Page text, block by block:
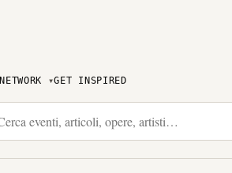
NETWORK GET INSPIRED